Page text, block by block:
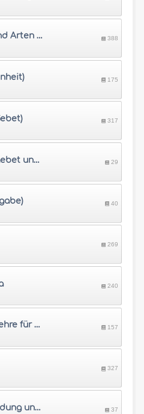
Verhalten, Moral und Arten des Dhikr und Du'âs 388
175
317
Das rituelle Totengebet und Rechtsurteile zur Bestattungen 29
40
269
240
Islâmische Rechtslehre für Vereinbarungen, Verträge und Erbschaft 157
327
Essen, Trinken, Kleidung und Schmuck 37